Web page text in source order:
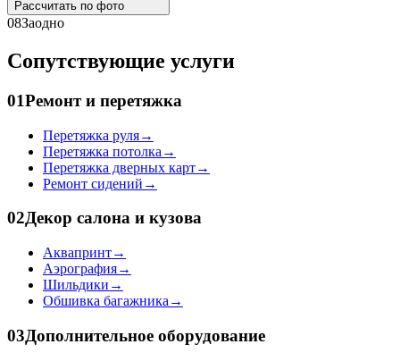
Рассчитать по фото
08Заодно
Сопутствующие услуги
01Ремонт и перетяжка
Перетяжка руля→
Перетяжка потолка →
Перетяжка дверных карт→
Ремонт сидений →
02Декор салона и кузова
Аквапринт→
Аэрография→
Шильдики →
Обшивка багажника →
03Дополнительное оборудование